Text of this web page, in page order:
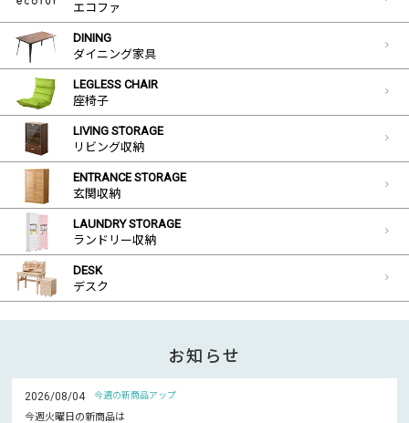
エコファ
DINING
ダイニング家具
LEGLESS CHAIR
座椅子
LIVING STORAGE
リビング収納
ENTRANCE STORAGE
玄関収納
LAUNDRY STORAGE
ランドリー収納
DESK
デスク
お知らせ
2026/08/04 今週の新商品アップ
今週火曜日の新商品は